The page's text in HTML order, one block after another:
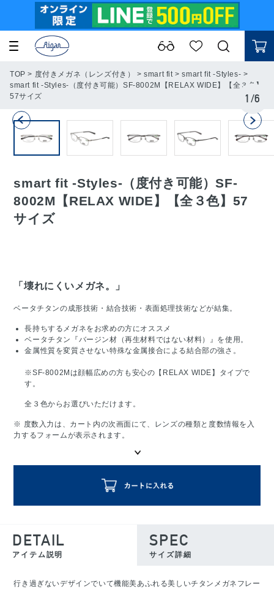
TOP > 度付きメガネ（レンズ付き） >smart fit>smart fit -Styles- >
smart fit -Styles-（度付き可能）SF-8002M【RELAX WIDE】【全３色】
57サイズ
1/6
smart fit -Styles-（度付き可能）SF-
8002M【RELAX WIDE】【全３色】57
サイズ
「壊れにくいメガネ。」
ベータチタンの成形技術・結合技術・表面処理技術などが結集。
長持ちするメガネをお求めの方にオススメ
ベータチタン『バージン材（再生材料ではない材料）』を使用。
金属性質を変質させない特殊な金属接合による結合部の強さ。
※SF-8002Mは顔幅広めの方も安心の【RELAX WIDE】タイプで
す。
全３色からお選びいただけます。
※ 度数入力は、カート内の次画面にて、レンズの種類と度数情報を入
力するフォームが表示されます。
DETAIL
アイテム説明
SPEC
サイズ詳細
行き過ぎないデザインでいて機能美あふれる美しいチタンメガネフレー